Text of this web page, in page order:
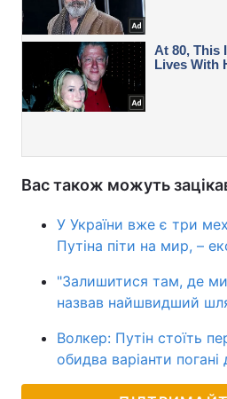
Вас також можуть
У України вже є три
Путіна піти на мир, –
"Залишитися там, де
назвав найшвидший
Волкер: Путін стоїть
обидва варіанти погані